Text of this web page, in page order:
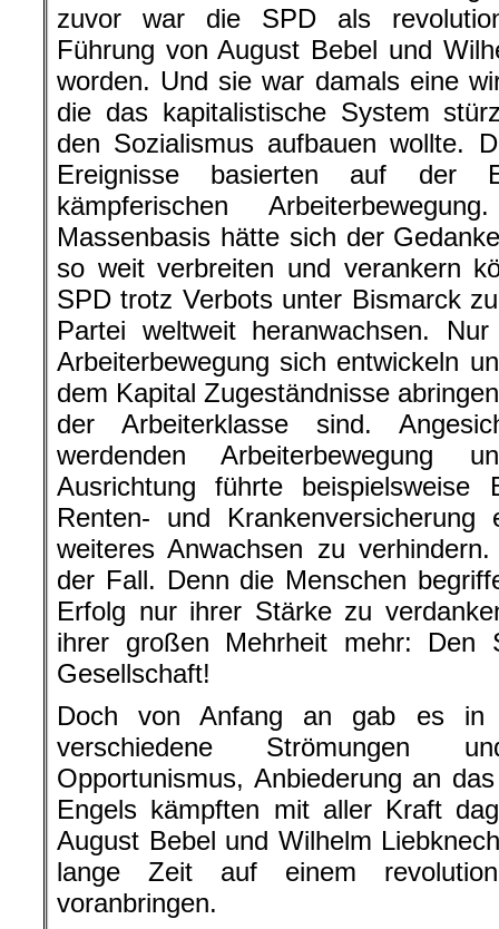
zuvor war die SPD als
Führung von August Bebel und
worden. Und sie war damals eine
die das kapitalistische System
den Sozialismus aufbauen wollte.
Ereignisse basierten auf der
kämpferischen
Massenbasis hätte sich der
so weit verbreiten und verankern
SPD trotz Verbots unter Bismarck
Partei weltweit heranwachsen.
Arbeiterbewegung sich entwickeln
dem Kapital Zugeständnisse
der Arbeiterklasse sind.
werdenden Arbeiterbewegung
Ausrichtung führte beispielsweise
Renten- und
weiteres Anwachsen zu
der Fall. Denn die Menschen
Erfolg nur ihrer Stärke zu
ihrer großen Mehrheit mehr: Den
Gesellschaft!
Doch von Anfang an gab es in
verschiedene Strömungen
Opportunismus, Anbiederung an
Engels kämpften mit aller Kraft
August Bebel und Wilhelm
lange Zeit auf einem
voranbringen.